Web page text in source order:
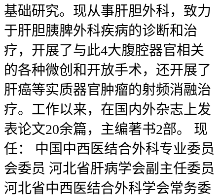
基础研究。现从事肝胆外科，致力
于肝胆胰脾外科疾病的诊断和治
疗，开展了与此4大腹腔器官相关
的各种微创和开放手术，还开展了
肝癌等实质器官肿瘤的射频消融治
疗。工作以来，在国内外杂志上发
表论文20余篇，主编著书2部。 现
任： 中国中西医结合外科专业委员
会委员 河北省肝病学会副主任委员
河北省中西医结合外科学会常务委